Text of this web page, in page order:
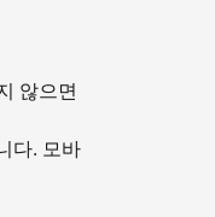
않으면
다. 모바